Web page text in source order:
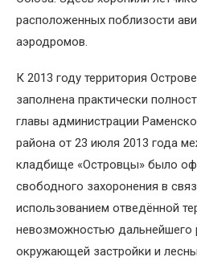
расположенных поблизости
аэродромов.
К 2013 году территория
заполнена практически
главы администрации
района от 23 июля 2013 года
кладбище «Островцы» было
свободного захоронения в
использованием отведённой
невозможностью дальнейшего
окружающей застройки и